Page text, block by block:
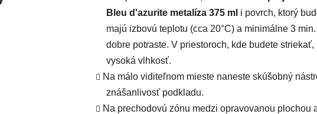
Bleu d'azurite metalíza 375 ml i povrch, ktorý
majú izbovú teplotu (cca 20°C) a minimálne 3
dobre potraste. V priestoroch, kde budete
vysoká vlhkosť.
Na málo viditeľnom mieste naneste skúšobný
znášanlivosť podkladu.
Na prechodovú zónu medzi opravovanou plochou